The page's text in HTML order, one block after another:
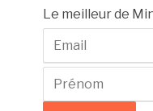
Le meilleur de